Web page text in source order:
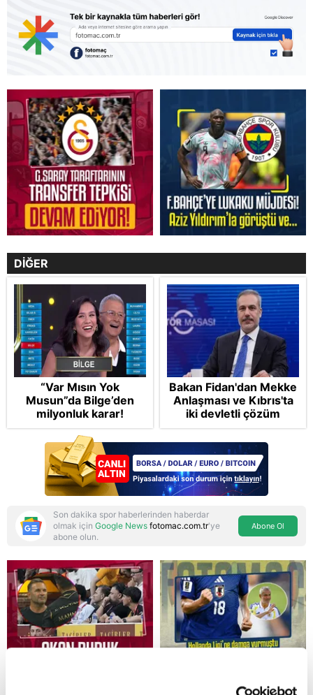
Reddet
DİĞER
“Var Mısın Yok
Musun”da Bilge’den
milyonluk karar!
Bakan Fidan'dan Mekke
Anlaşması ve Kıbrıs'ta
iki devletli çözüm
mesajı: Bize
saldırmayan hiçbir ülke
hedefimizde değil
Son dakika spor haberlerinden haberdar
olmak için Google News fotomac.com.tr'ye
abone olun.
Abone Ol